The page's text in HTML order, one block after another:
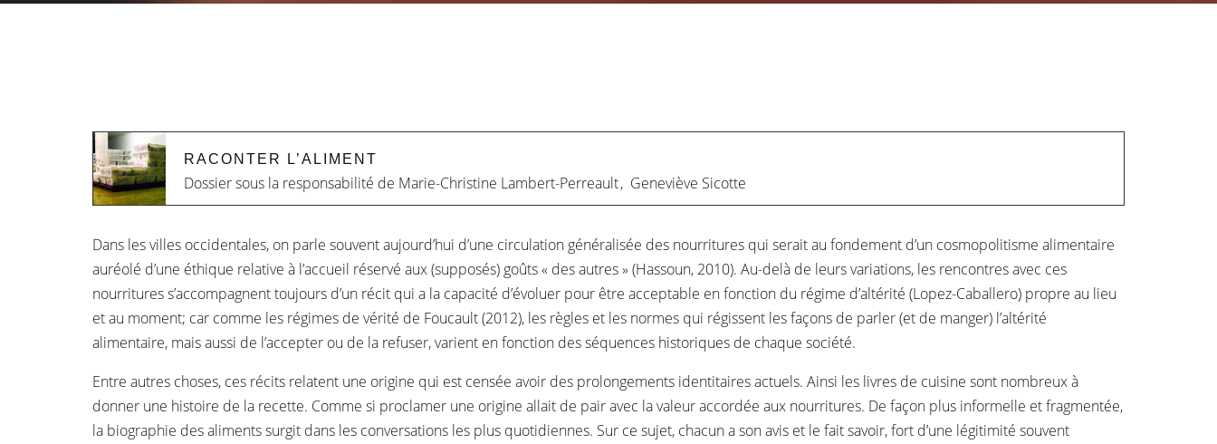
RACONTER L’ALIMENT
Dossier sous la responsabilité de Marie-Christine Lambert-Perreault, Geneviève Sicotte
Dans les villes occidentales, on parle souvent aujourd’hui d’une circulation généralisée des nourritures qui serait au fondement d’un cosmopolitisme alimentaire
auréolé d’une éthique relative à l’accueil réservé aux (supposés) goûts « des autres » (Hassoun, 2010). Au-delà de leurs variations, les rencontres avec ces
nourritures s’accompagnent toujours d’un récit qui a la capacité d’évoluer pour être acceptable en fonction du régime d’altérité (Lopez-Caballero) propre au lieu
et au moment; car comme les régimes de vérité de Foucault (2012), les règles et les normes qui régissent les façons de parler (et de manger) l’altérité
alimentaire, mais aussi de l’accepter ou de la refuser, varient en fonction des séquences historiques de chaque société.
Entre autres choses, ces récits relatent une origine qui est censée avoir des prolongements identitaires actuels. Ainsi les livres de cuisine sont nombreux à
donner une histoire de la recette. Comme si proclamer une origine allait de pair avec la valeur accordée aux nourritures. De façon plus informelle et fragmentée,
la biographie des aliments surgit dans les conversations les plus quotidiennes. Sur ce sujet, chacun a son avis et le fait savoir, fort d’une légitimité souvent